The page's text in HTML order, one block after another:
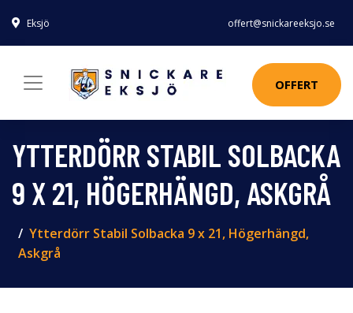
Eksjö offert@snickareeksjo.se
OFFERT
YTTERDÖRR STABIL SOLBACKA
9 X 21, HÖGERHÄNGD, ASKGRÅ
Ytterdörr Stabil Solbacka 9 x 21, Högerhängd,
Askgrå